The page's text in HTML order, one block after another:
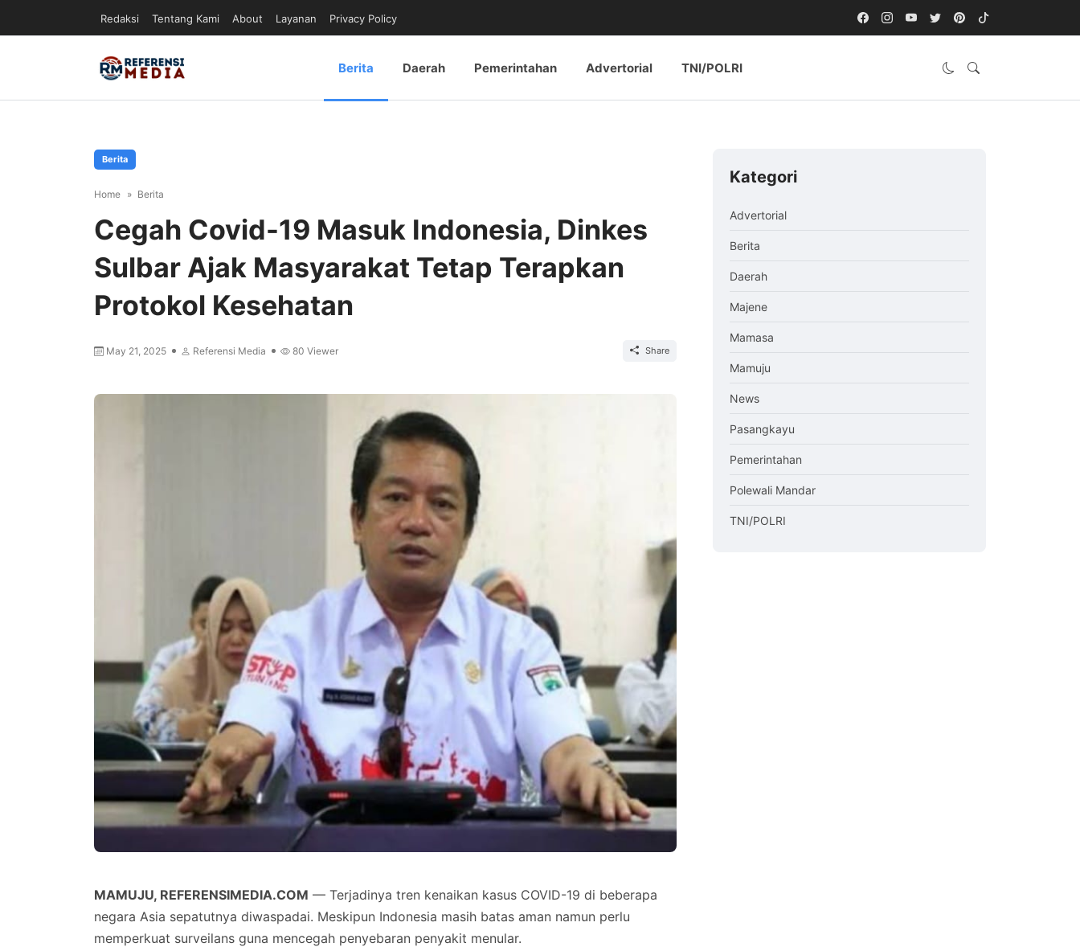
Redaksi Tentang Kami About Layanan Privacy Policy
Berita Daerah Pemerintahan Advertorial TNI/POLRI
Berita
Home Berita
Cegah Covid-19 Masuk Indonesia, Dinkes
Sulbar Ajak Masyarakat Tetap Terapkan
Protokol Kesehatan
May 21, 2025 Referensi Media 80 Viewer Share
MAMUJU, REFERENSIMEDIA.COM — Terjadinya tren kenaikan kasus COVID-19 di beberapa
negara Asia sepatutnya diwaspadai. Meskipun Indonesia masih batas aman namun perlu
memperkuat surveilans guna mencegah penyebaran penyakit menular.
Kategori
Advertorial
Berita
Daerah
Majene
Mamasa
Mamuju
News
Pasangkayu
Pemerintahan
Polewali Mandar
TNI/POLRI